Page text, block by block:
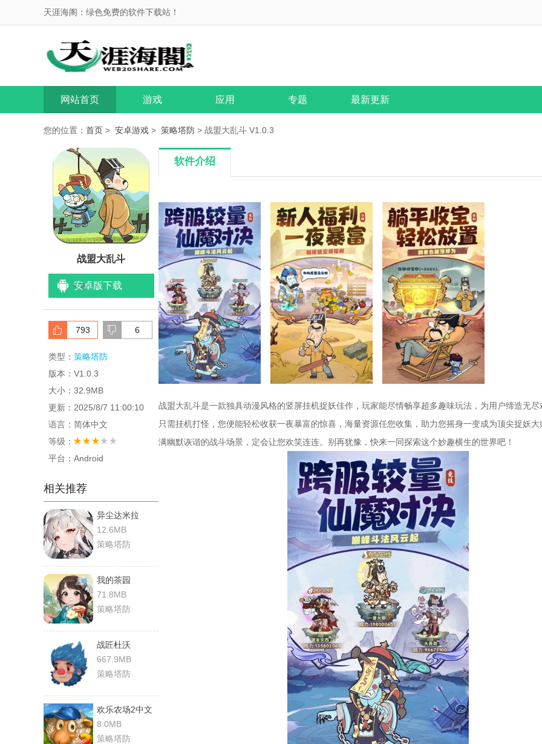
天涯海阁：绿色免费的软件下载站！
网站首页 游戏 应用 专题 最新更新
您的位置： 首页 > 安卓游戏 > 策略塔防 > 战盟大乱斗 V1.0.3
战盟大乱斗
安卓版下载
</li>
793 6
类型： 策略塔防
版本：V1.0.3
大小：32.9MB
更新：2025/8/7 11:00:10
语言：简体中文
等级：
平台：Android
相关推荐
异尘达米拉
12.6MB
策略塔防
我的茶园
71.8MB
策略塔防
战匠杜沃
667.9MB
策略塔防
欢乐农场2中文
版
8.0MB
策略塔防
软件介绍
战盟大乱斗是一款独具动漫风格的竖屏挂机捉妖佳作，玩家能尽情畅享超多趣味玩法，为用户缔造无尽
只需挂机打怪，您便能轻松收获一夜暴富的惊喜，海量资源任您收集，助力您摇身一变成为顶尖捉妖
满幽默诙谐的战斗场景，定会让您欢笑连连。别再犹豫，快来一同探索这个妙趣横生的世界吧！